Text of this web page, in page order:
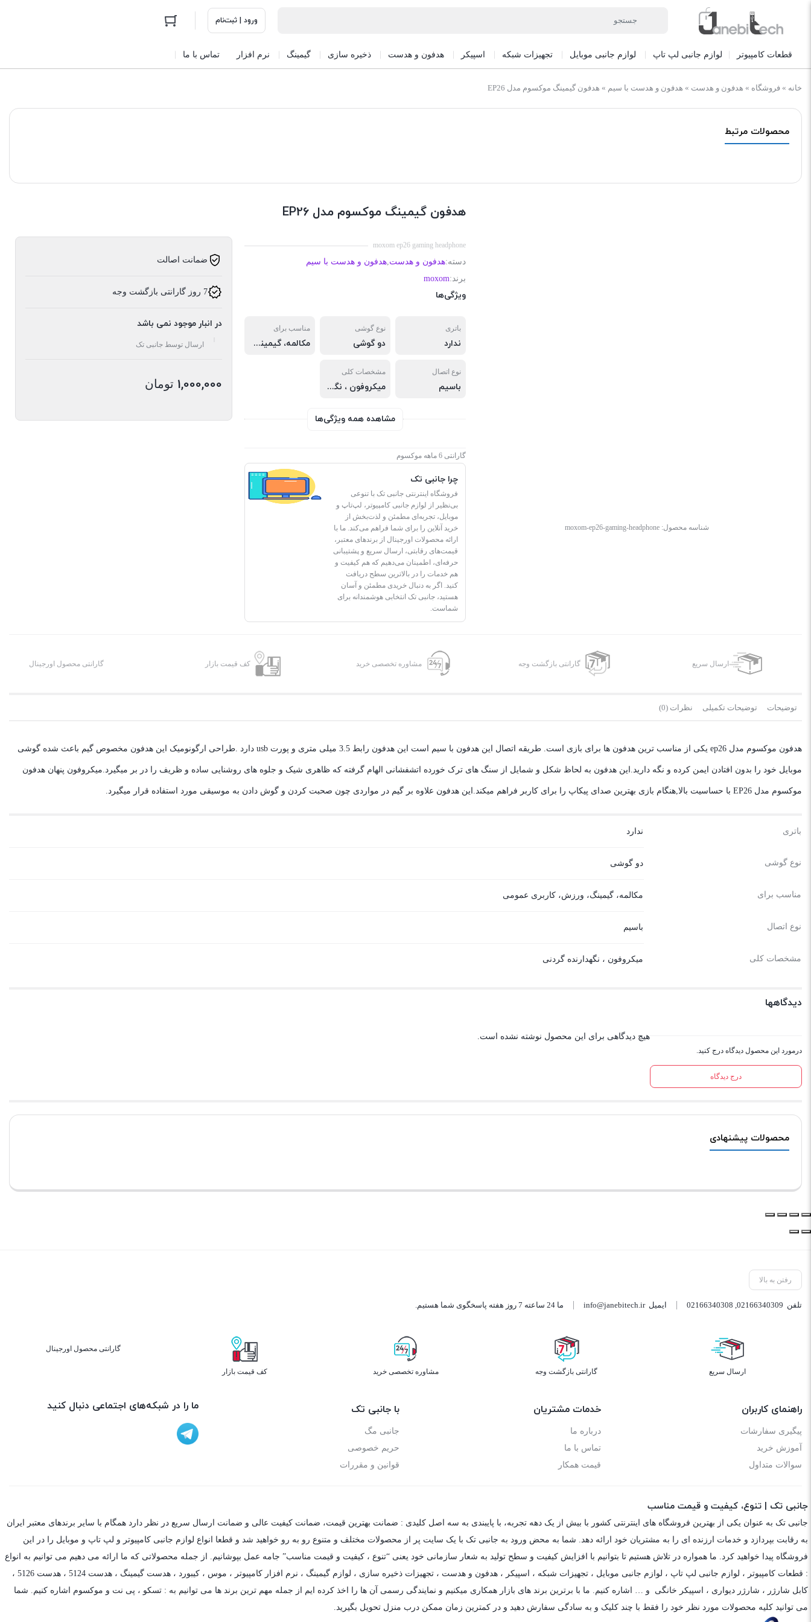
ورود | ثبت‌نام
قطعات کامپیوتر لوازم جانبی لپ تاپ لوازم جانبی موبایل تجهیزات شبکه اسپیکر هدفون و هدست ذخیره سازی گیمینگ نرم افزار تماس با ما
خانه » فروشگاه » هدفون و هدست » هدفون و هدست با سیم » هدفون گیمینگ موکسوم مدل EP26
محصولات مرتبط
شناسه محصول:moxom-ep26-gaming-headphone
هدفون گیمینگ موکسوم مدل EP26
moxom ep26 gaming headphone
دسته:هدفون و هدست ,هدفون و هدست با سیم
برند:moxom
ویژگی‌ها
باتری
ندارد
نوع گوشی
دو گوشی
مناسب برای
مکالمه، گیمینگ، ورزش، کاربری عمومی
نوع اتصال
باسیم
مشخصات کلی
میکروفون ، نگهدارنده گردنی
مشاهده همه ویژگی‌ها
گارانتی 6 ماهه موکسوم
چرا جانبی تک
فروشگاه اینترنتی جانبی تک با تنوعی
بی‌نظیر از لوازم جانبی کامپیوتر، لپ‌تاپ و
موبایل، تجربه‌ای مطمئن و لذت‌بخش از
خرید آنلاین را برای شما فراهم می‌کند. ما با
ارائه محصولات اورجینال از برندهای معتبر،
قیمت‌های رقابتی، ارسال سریع و پشتیبانی
حرفه‌ای، اطمینان می‌دهیم که هم کیفیت و
هم خدمات را در بالاترین سطح دریافت
کنید. اگر به دنبال خریدی مطمئن و آسان
هستید، جانبی تک انتخابی هوشمندانه برای
شماست.
ضمانت اصالت
7 روز گارانتی بازگشت وجه
در انبار موجود نمی باشد
ارسال توسط جانبی تک
1,000,000 تومان
ارسال سریع گارانتی بازگشت وجه مشاوره تخصصی خرید کف قیمت بازار گارانتی محصول اورجینال
توضیحات توضیحات تکمیلی نظرات (0)
هدفون موکسوم مدل ep26 یکی از مناسب ترین هدفون ها برای بازی است. طریقه اتصال این هدفون با سیم است این هدفون رابط 3.5 میلی متری و پورت usb دارد .طراحی ارگونومیک این هدفون مخصوص گیم باعث شده گوشی
موبایل خود را بدون افتادن ایمن کرده و نگه دارید.این هدفون به لحاظ شکل و شمایل از سنگ های ترک خورده اتشفشانی الهام گرفته که ظاهری شیک و جلوه های روشنایی ساده و ظریف را در بر میگیرد.میکروفون پنهان هدفون
موکسوم مدل EP26 با حساسیت بالا,هنگام بازی بهترین صدای پیکاپ را برای کاربر فراهم میکند.این هدفون علاوه بر گیم در مواردی چون صحبت کردن و گوش دادن به موسیقی مورد استفاده قرار میگیرد.
باتری ندارد
نوع گوشی دو گوشی
مناسب برای مکالمه، گیمینگ، ورزش، کاربری عمومی
نوع اتصال باسیم
مشخصات کلی میکروفون ، نگهدارنده گردنی
دیدگاهها
درمورد این محصول دیدگاه درج کنید.
درج دیدگاه
هیچ دیدگاهی برای این محصول نوشته نشده است.
محصولات پیشنهادی
رفتن به بالا
تلفن 02166340309
,
02166340308 ایمیلinfo@janebitech.ir ما 24 ساعته 7 روز هفته پاسخگوی شما هستیم.
ارسال سریع گارانتی بازگشت وجه مشاوره تخصصی خرید کف قیمت بازار
گارانتی محصول اورجینال
راهنمای کاربران
پیگیری سفارشات
آموزش خرید
سوالات متداول
خدمات مشتریان
درباره ما
تماس با ما
قیمت همکار
با جانبی تک
جانبی مگ
حریم خصوصی
قوانین و مقررات
ما را در شبکه‌های اجتماعی دنبال کنید
جانبی تک | تنوع، کیفیت و قیمت مناسب
جانبی تک به عنوان یکی از بهترین فروشگاه های اینترنتی کشور با بیش از یک دهه تجربه، با پایبندی به سه اصل کلیدی : ضمانت بهترین قیمت، ضمانت کیفیت عالی و ضمانت ارسال سریع در نظر دارد همگام با سایر برندهای معتبر ایران
به رقابت بپردازد و خدمات ارزنده ای را به مشتریان خود ارائه دهد. شما به محض ورود به جانبی تک با یک سایت پر از محصولات مختلف و متنوع رو به رو خواهید شد و قطعا انواع لوازم جانبی کامپیوتر و لپ تاپ و موبایل را در این
فروشگاه پیدا خواهید کرد. ما همواره در تلاش هستیم تا بتوانیم با افزایش کیفیت و سطح تولید به شعار سازمانی خود یعنی “تنوع ، کیفیت و قیمت مناسب” جامه عمل بپوشانیم. از جمله محصولاتی که ما ارائه می دهیم می توانیم به انواع
: قطعات کامپیوتر ، لوازم جانبی لپ تاپ ، لوازم جانبی موبایل ، تجهیزات شبکه ، اسپیکر ، هدفون و هدست ، تجهیزات ذخیره سازی ، لوازم گیمینگ ، نرم افزار کامپیوتر ، موس ، کیبورد ، هدست گیمینگ ، هدست 5124 ، هدست 5126 ،
کابل شارژر ، شارژر دیواری ، اسپیکر خانگی و … اشاره کنیم. ما با برترین برند های بازار همکاری میکنیم و نمایندگی رسمی آن ها را اخذ کرده ایم از جمله مهم ترین برند ها می توانیم به : تسکو ، پی نت و موکسوم اشاره کنیم. شما
می توانید کلیه محصولات مورد نظر خود را فقط با چند کلیک و به سادگی سفارش دهید و در کمترین زمان ممکن درب منزل تحویل بگیرید.